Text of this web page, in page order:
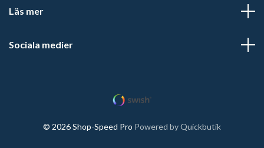
Läs mer
Sociala medier
© 2026 Shop-Speed Pro Powered by Quickbutik